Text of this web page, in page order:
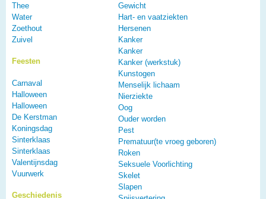
Thee
Water
Zoethout
Zuivel
Feesten
Carnaval
Halloween
Halloween
De Kerstman
Koningsdag
Sinterklaas
Sinterklaas
Valentijnsdag
Vuurwerk
Geschiedenis
Gewicht
Hart- en vaatziekten
Hersenen
Kanker
Kanker
Kanker (werkstuk)
Kunstogen
Menselijk lichaam
Nierziekte
Oog
Ouder worden
Pest
Prematuur(te vroeg geboren)
Roken
Seksuele Voorlichting
Skelet
Slapen